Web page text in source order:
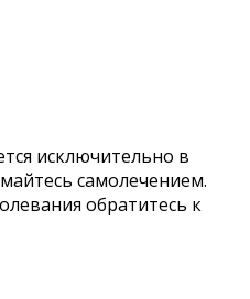
исключительно в
самолечением.
обратитесь к